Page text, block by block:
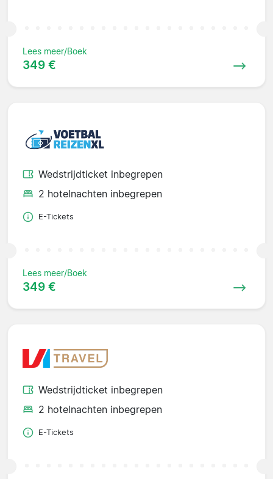
Lees meer/Boek
349 €
Wedstrijdticket inbegrepen
2 hotelnachten inbegrepen
E-Tickets
Lees meer/Boek
349 €
Wedstrijdticket inbegrepen
2 hotelnachten inbegrepen
E-Tickets